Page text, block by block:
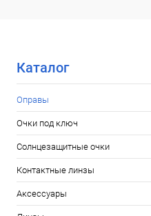
Каталог
Оправы
Очки под ключ
Солнцезащитные очки
Контактные линзы
Аксессуары